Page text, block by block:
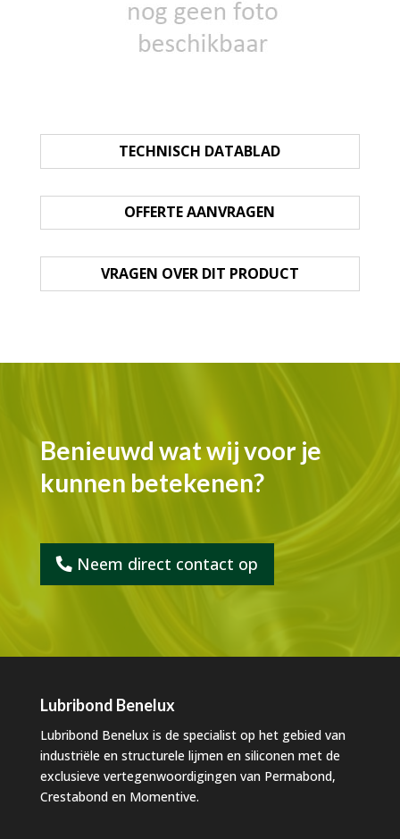
TECHNISCH DATABLAD
OFFERTE AANVRAGEN
VRAGEN OVER DIT PRODUCT
Benieuwd wat wij voor je
kunnen betekenen?
Neem direct contact op
Lubribond Benelux
Lubribond Benelux is de specialist op het gebied van
industriële en structurele lijmen en siliconen met de
exclusieve vertegenwoordigingen van Permabond,
Crestabond en Momentive.